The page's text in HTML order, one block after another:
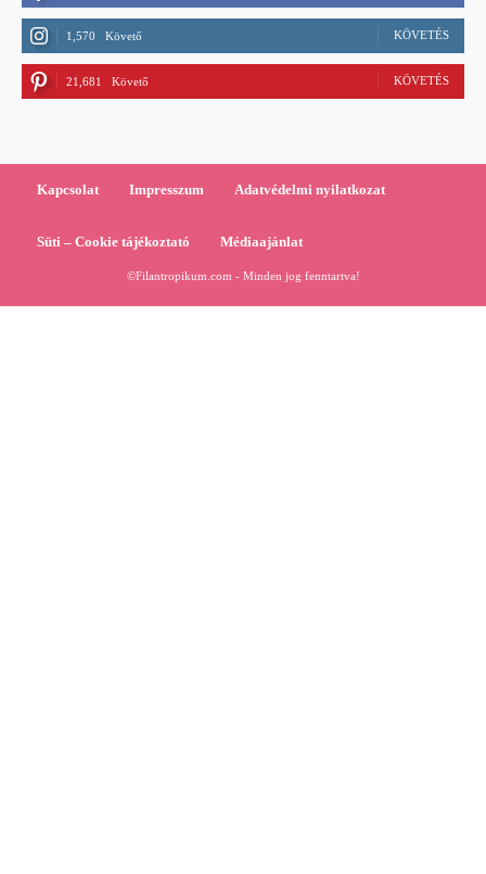
1,570 Követő KÖVETÉS
21,681 Követő KÖVETÉS
Kapcsolat Impresszum Adatvédelmi nyilatkozat
Süti – Cookie tájékoztató Médiaajánlat
©Filantropikum.com - Minden jog fenntartva!